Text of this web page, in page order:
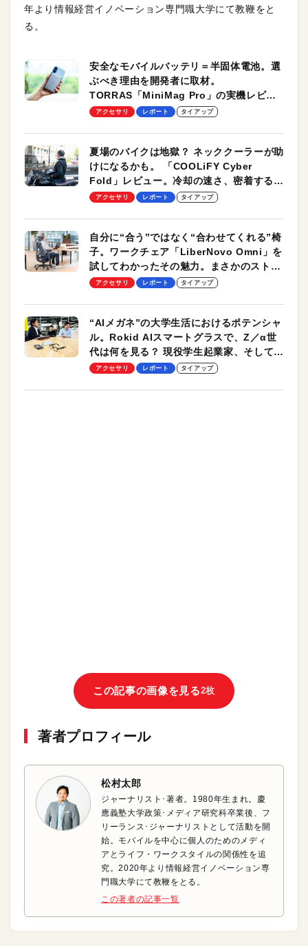
年より情報経営イノベーション専門職大学にて教鞭をと
る。
安全なモバイルバッテリ＝半固体電池。選
ぶべき理由を開発者に取材。
TORRAS「MiniMag Pro」の実機レビュ
ーも
アクセサリ レポート タイアップ
夏場のバイクは地獄？ ネッククーラーが助
けになるかも。 「COOLiFY Cyber
Fold」レビュー。冷却の速さ、密着する冷
却プレート、シンプルな操作性がグッド！
アクセサリ レポート タイアップ
自分に“合う”ではなく“合わせてくれる”椅
子。ワークチェア「LiberNovo Omni」を
試してわかったその魅力。まさかのストレ
ッチ機能も搭載
アクセサリ レポート タイアップ
“AIメガネ”の大学生活におけるポテンシャ
ル。Rokid AIスマートグラスで、Z／α世
代は何を見る？ 現役学生起業家、そして教
授による体験会レポート【PR】
アクセサリ レポート タイアップ
この記事の画像を見る2枚
著者プロフィール
松村太郎
ジャーナリスト･著者。1980年生まれ。慶
應義塾大学政策･メディア研究科卒業後、フ
リーランス･ジャーナリストとして活動を開
始。モバイルを中心に個人のためのメディ
アとライフ・ワークスタイルの関係性を追
究。2020年より情報経営イノベーション専
門職大学にて教鞭をとる。
この著者の記事一覧